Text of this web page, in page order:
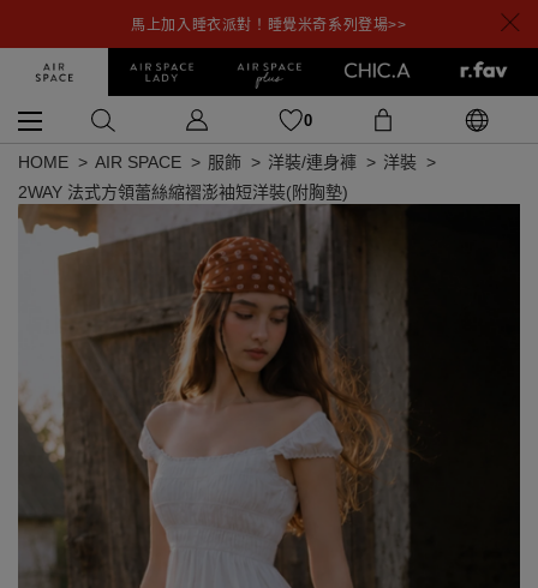
馬上加入睡衣派對！睡覺米奇系列登場>>
0
HOME AIR SPACE 服飾 洋裝/連身褲
洋裝
2WAY 法式方領蕾絲縮褶澎袖短洋裝(附胸墊)